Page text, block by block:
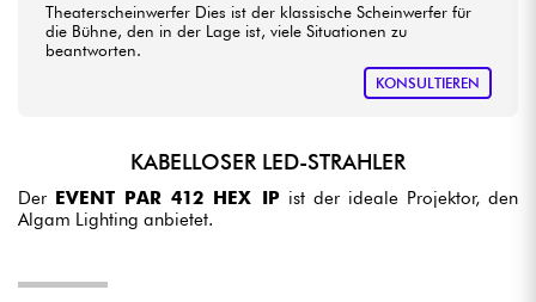
Theaterscheinwerfer Dies ist der klassische Scheinwerfer für
die Bühne, den in der Lage ist, viele Situationen zu
beantworten.
KONSULTIEREN
KABELLOSER LED-STRAHLER
Der EVENT PAR 412 HEX IPist der ideale Projektor, den
Algam Lighting anbietet.